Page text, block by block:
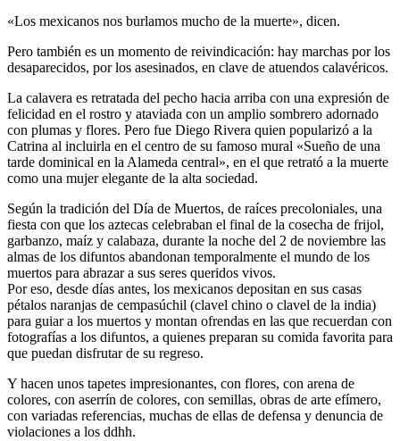
«Los mexicanos nos burlamos mucho de la muerte», dicen.
Pero también es un momento de reivindicación: hay marchas por los
desaparecidos, por los asesinados, en clave de atuendos calavéricos.
La calavera es retratada del pecho hacia arriba con una expresión de
felicidad en el rostro y ataviada con un amplio sombrero adornado
con plumas y flores. Pero fue Diego Rivera quien popularizó a la
Catrina al incluirla en el centro de su famoso mural «Sueño de una
tarde dominical en la Alameda central», en el que retrató a la muerte
como una mujer elegante de la alta sociedad.
Según la tradición del Día de Muertos, de raíces precoloniales, una
fiesta con que los aztecas celebraban el final de la cosecha de frijol,
garbanzo, maíz y calabaza, durante la noche del 2 de noviembre las
almas de los difuntos abandonan temporalmente el mundo de los
muertos para abrazar a sus seres queridos vivos.
Por eso, desde días antes, los mexicanos depositan en sus casas
pétalos naranjas de cempasúchil (clavel chino o clavel de la india)
para guiar a los muertos y montan ofrendas en las que recuerdan con
fotografías a los difuntos, a quienes preparan su comida favorita para
que puedan disfrutar de su regreso.
Y hacen unos tapetes impresionantes, con flores, con arena de
colores, con aserrín de colores, con semillas, obras de arte efímero,
con variadas referencias, muchas de ellas de defensa y denuncia de
violaciones a los ddhh.